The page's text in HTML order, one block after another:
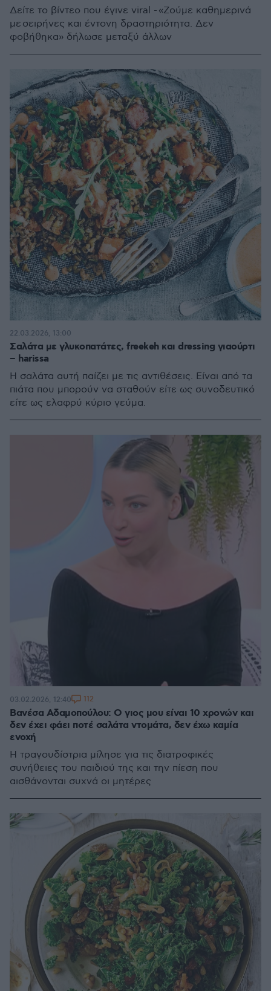
Δείτε το βίντεο που έγινε viral - «Ζούμε καθημερινά
με σειρήνες και έντονη δραστηριότητα. Δεν
φοβήθηκα» δήλωσε μεταξύ άλλων
Σαλάτα µε γλυκοπατάτες, freekeh και dressing γιαούρτι
– harissa
Η σαλάτα αυτή παίζει με τις αντιθέσεις. Είναι από τα
πιάτα που μπορούν να σταθούν είτε ως συνοδευτικό
είτε ως ελαφρύ κύριο γεύμα.
22.03.2026, 13:00
Βανέσα Αδαμοπούλου: Ο γιος μου είναι 10 χρονών και
δεν έχει φάει ποτέ σαλάτα ντομάτα, δεν έχω καμία
ενοχή
Η τραγουδίστρια μίλησε για τις διατροφικές
συνήθειες του παιδιού της και την πίεση που
αισθάνονται συχνά οι μητέρες
03.02.2026, 12:40 112